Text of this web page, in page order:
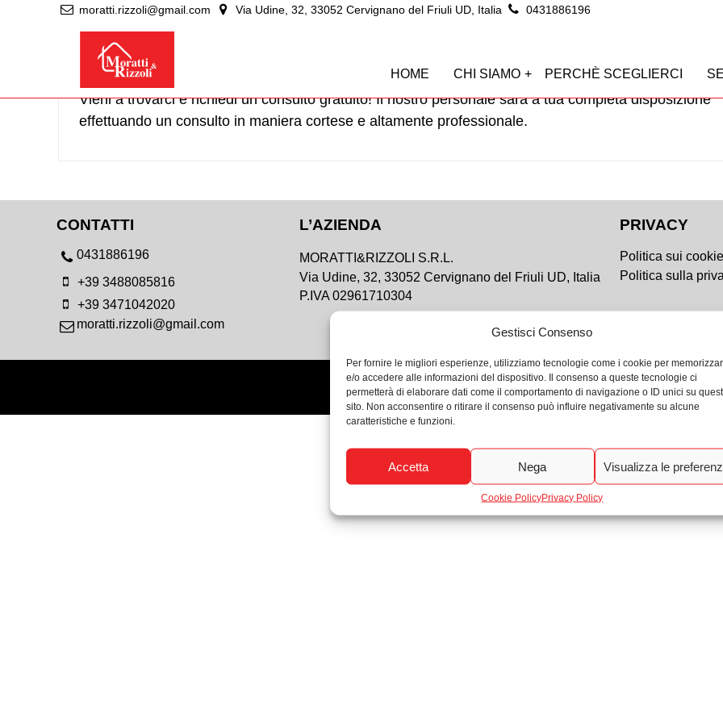
Gestisci Consenso
Per fornire le migliori esperienze, utilizziamo tecnologie come i cookie per
e/o accedere alle informazioni del dispositivo. Il consenso a queste tecnologie ci
permetterà di elaborare dati come il comportamento di navigazione o ID unici su
sito. Non acconsentire o ritirare il consenso può influire negativamente su alcune
caratteristiche e funzioni.
Accetta Nega Visualizza le
Cookie PolicyPrivacy Policy
moratti.rizzoli@gmail.com Via Udine, 32, 33052 Cervignano del Friuli UD, Italia 0431886196
HOME CHI SIAMO PERCHÈ SCEGLIERCI
Richiedi la per un consulto gratuito !
Vieni a trovarci e richiedi un consulto gratuito! Il nostro personale sarà a tua completa disposizione
effettuando un consulto in maniera cortese e altamente professionale.
CONTATTI
0431886196
+39 3488085816
+39 3471042020
moratti.rizzoli@gmail.com
L’AZIENDA
MORATTI&RIZZOLI S.R.L.
Via Udine, 32, 33052 Cervignano del Friuli UD, Italia
P.IVA 02961710304
PRIVACY
Politica sui
Politica sulla
© 2026. All rights reserved Agenzia Immobiliare Moratti &